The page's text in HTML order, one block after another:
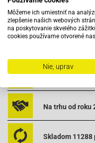
Adly (Her Chee)-Noble 50
Adly (Her Chee)-Panther 50
Adly (Her Chee)-Silver Fox
Aeon Cobra-50
Aeon-City bike 50
Aeon Revo-50
Aeon Revo II-50
Aprilia Amico-50 (91-92)
Na trhu od roku
Skladom 11288
Môžeme ich umiestniť na
zlepšenie našich webových
na poskytovanie skvelého
cookies používame otvorené
Nie, uprav